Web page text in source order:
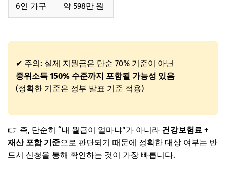
6인 가구 약 598만 원
✔ 주의: 실제 지원금은 단순 70% 기준이 아닌
중위소득 150% 수준까지 포함될 가능성 있음
(정확한 기준은 정부 발표 기준 적용)
👉 즉, 단순히 “내 월급이 얼마냐”가 아니라 건강보험료 +
재산 포함 기준으로 판단되기 때문에 정확한 대상 여부는 반
드시 신청을 통해 확인하는 것이 가장 빠릅니다.